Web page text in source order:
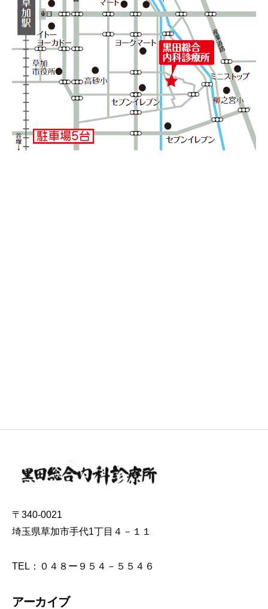
〒340-0021
埼玉県草加市手代1丁目４－１１
TEL：０４８ー９５４－５５４６
アーカイブ